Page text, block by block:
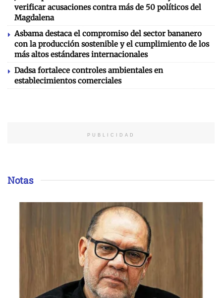
verificar acusaciones contra más de 50 políticos del
Magdalena
Asbama destaca el compromiso del sector bananero
con la producción sostenible y el cumplimiento de los
más altos estándares internacionales
Dadsa fortalece controles ambientales en
establecimientos comerciales
PUBLICIDAD
Notas